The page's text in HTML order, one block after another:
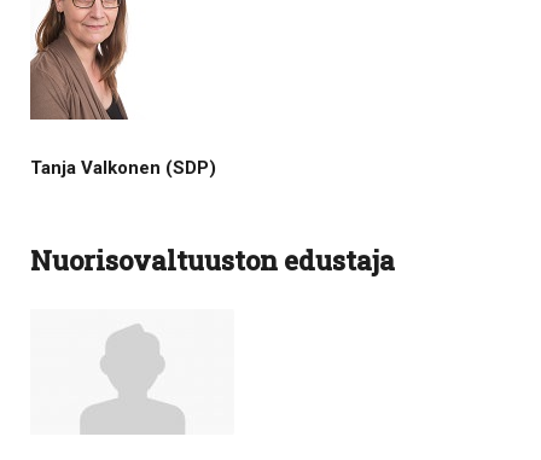
Tanja Valkonen (SDP)
Nuorisovaltuuston edustaja